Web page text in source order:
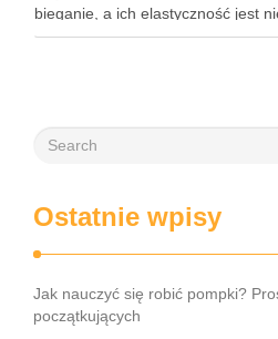
bieganie, a ich elastyczność jest
kontuzji. Niezależnie od tego, czy
Ostatnie wpisy
Jak nauczyć się robić pompki?
początkujących